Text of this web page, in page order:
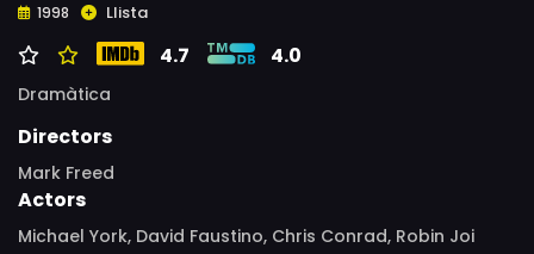
1998 Llista
4.7 4.0
Dramàtica
Directors
Mark Freed
Actors
Michael York, David Faustino, Chris Conrad, Robin Joi